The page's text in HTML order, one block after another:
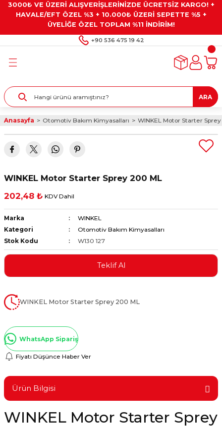
3000₺ VE ÜZERİ ALIŞVERİŞLERİNİZDE ÜCRETSİZ KARGO! +
HAVALE/EFT ÖZEL %3 + 10.000₺ ÜZERİ SEPETTE %5 +
ÜYELİĞE ÖZEL TOPLAM %11 İNDİRİM!
+90 536 475 19 42
Geri Dön
Kaplamalar
Geri Dön
Geri Dön
Gresler
Geri Dön
Alet Setleri
ve Multimetreler
ve Penseler
Aletleri
Geri Dön
Taşları ve
ARA
Anasayfa Otomotiv Bakım Kimyasalları WINKEL Motor Starter
WINKEL Motor Starter Sprey 200 ML
202,48 ₺ KDV Dahil
Marka
WINKEL
Kategori
Otomotiv Bakım Kimyasalları
Stok Kodu
W130 127
Teklif Al
WINKEL Motor Starter Sprey 200 ML
WhatsApp Sipariş
Fiyatı Düşünce Haber Ver
Ürün Bilgisi
WINKEL Motor Starter Sprey